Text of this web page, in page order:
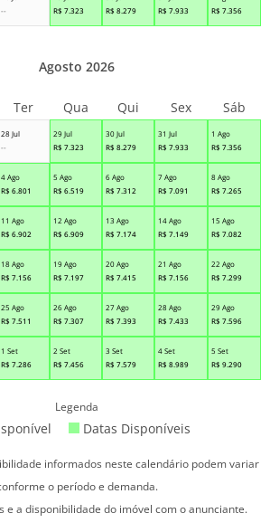
--
R$ 7.323
R$ 8.279
R$ 7.933
R$ 7.356
28 Jul
--
29 Jul
R$ 7.323
30 Jul
R$ 8.279
31 Jul
R$ 7.933
1 Ago
R$ 7.356
4 Ago
R$ 6.801
5 Ago
R$ 6.519
6 Ago
R$ 7.312
7 Ago
R$ 7.091
8 Ago
R$ 7.265
11 Ago
R$ 6.902
12 Ago
R$ 6.909
13 Ago
R$ 7.174
14 Ago
R$ 7.149
15 Ago
R$ 7.082
18 Ago
R$ 7.156
19 Ago
R$ 7.197
20 Ago
R$ 7.415
21 Ago
R$ 7.156
22 Ago
R$ 7.299
25 Ago
R$ 7.511
26 Ago
R$ 7.307
27 Ago
R$ 7.393
28 Ago
R$ 7.433
29 Ago
R$ 7.596
1 Set
R$ 7.286
2 Set
R$ 7.456
3 Set
R$ 7.579
4 Set
R$ 8.989
5 Set
R$ 9.290
Agosto 2026
Ter Qua Qui Sex Sáb
Legenda
Datas Disponíveis
informados neste calendário podem variar
o período e demanda.
e a disponibilidade do imóvel com o anunciante.